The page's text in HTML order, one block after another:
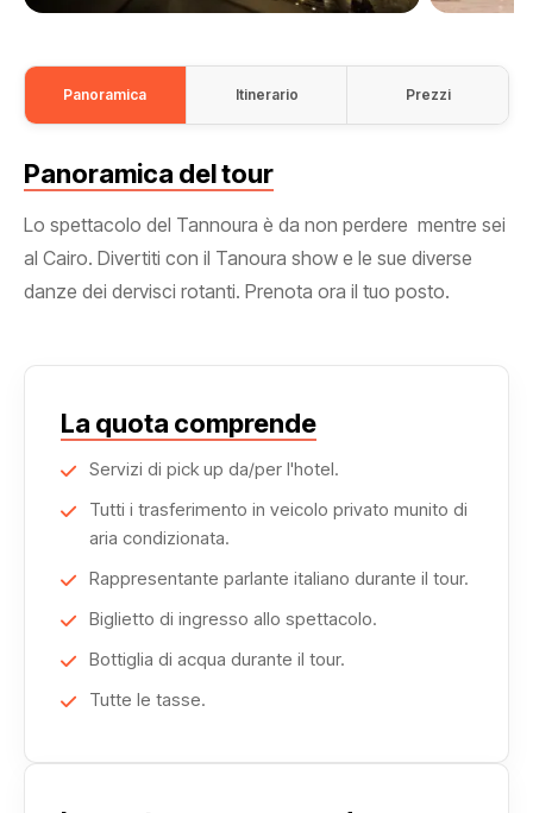
Panoramica Itinerario Prezzi
Panoramica del tour
Lo spettacolo del Tannoura è da non perdere mentre sei
al Cairo. Divertiti con il Tanoura show e le sue diverse
danze dei dervisci rotanti. Prenota ora il tuo posto.
La quota comprende
Servizi di pick up da/per l'hotel.
Tutti i trasferimento in veicolo privato munito di
aria condizionata.
Rappresentante parlante italiano durante il tour.
Biglietto di ingresso allo spettacolo.
Bottiglia di acqua durante il tour.
Tutte le tasse.